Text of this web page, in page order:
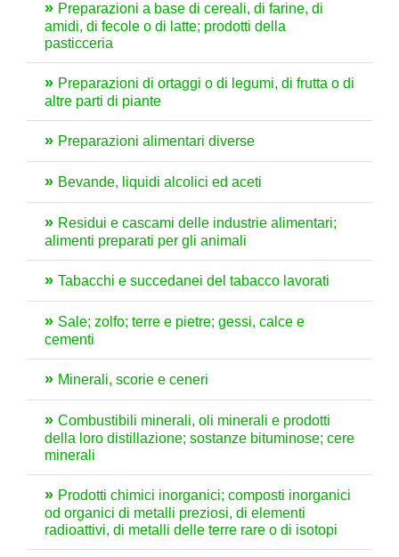
Preparazioni a base di cereali, di farine, di
amidi, di fecole o di latte; prodotti della
pasticceria
Preparazioni di ortaggi o di legumi, di frutta o di
altre parti di piante
Preparazioni alimentari diverse
Bevande, liquidi alcolici ed aceti
Residui e cascami delle industrie alimentari;
alimenti preparati per gli animali
Tabacchi e succedanei del tabacco lavorati
Sale; zolfo; terre e pietre; gessi, calce e
cementi
Minerali, scorie e ceneri
Combustibili minerali, oli minerali e prodotti
della loro distillazione; sostanze bituminose; cere
minerali
Prodotti chimici inorganici; composti inorganici
od organici di metalli preziosi, di elementi
radioattivi, di metalli delle terre rare o di isotopi